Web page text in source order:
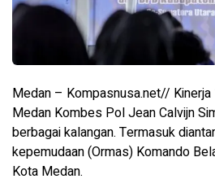
Medan – Kompasnusa.net//
Medan Kombes Pol Jean Calvijn
berbagai kalangan. Termasuk
kepemudaan (Ormas) Komando
Kota Medan.